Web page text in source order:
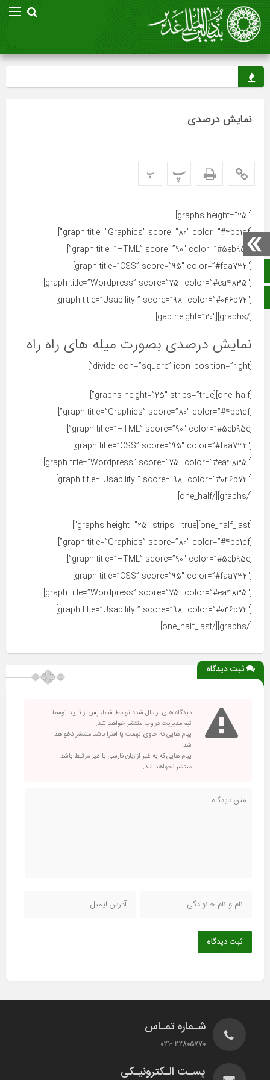
صفحه نخست
نمایش درصدی
پ پ
[graphs height=”25″]
[graph title=”Graphics” score=”80″ color=”#4bb1cf”]
[graph title=”HTML” score=”90″ color=”#5eb95e”]
[graph title=”CSS” score=”95″ color=”#faa732″]
[graph title=”Wordpress” score=”75″ color=”#ea4835″]
[graph title=”Usability ” score=”98″ color=”#046b72″]
[/graphs][gap height=”20″]
نمایش درصدی بصورت میله های راه راه
[divide icon=”square” icon_position=”right”]
[one_half][graphs height=”25″ strips=”true”]
[graph title=”Graphics” score=”80″ color=”#4bb1cf”]
[graph title=”HTML” score=”90″ color=”#5eb95e”]
[graph title=”CSS” score=”95″ color=”#faa732″]
[graph title=”Wordpress” score=”75″ color=”#ea4835″]
[graph title=”Usability ” score=”98″ color=”#046b72″]
[/graphs][/one_half]
[one_half_last][graphs height=”25″ strips=”true”]
[graph title=”Graphics” score=”80″ color=”#4bb1cf”]
[graph title=”HTML” score=”90″ color=”#5eb95e”]
[graph title=”CSS” score=”95″ color=”#faa732″]
[graph title=”Wordpress” score=”75″ color=”#ea4835″]
[graph title=”Usability ” score=”98″ color=”#046b72″]
[/graphs][/one_half_last]
ثبت دیدگاه
دیدگاه های ارسال شده توسط شما، پس از تایید توسط
تیم مدیریت در وب منتشر خواهد شد.
پیام هایی که حاوی تهمت یا افترا باشد منتشر نخواهد
شد.
پیام هایی که به غیر از زبان فارسی یا غیر مرتبط باشد
منتشر نخواهد شد.
ثبت دیدگاه
شـماره تمـاس
22805770 -021
پسـت الـکترونیـکی